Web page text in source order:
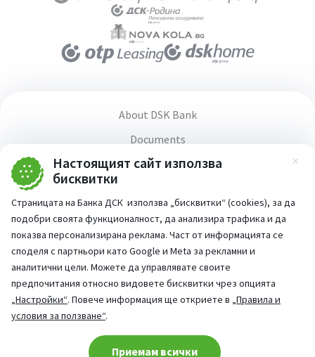
Настоящият сайт използва
бисквитки
Страницата на Банка ДСК използва „бисквитки“ (cookies), за да
подобри своята функционалност, да анализира трафика и да
показва персонализирана реклама. Част от информацията се
споделя с партньори като Google и Meta за рекламни и
аналитични цели. Можете да управлявате своите
предпочитания относно видовете бисквитки чрез опцията
„Настройки“. Повече информация ще откриете в „Правила и
условия за ползване“.
Приемам всички
About DSK Bank
Documents
Media center
Terms and conditions for using the website
Accessibility statement
PSD2 Directive
Part of:
For questions - Аsk our AI assistant
Cookie consent change